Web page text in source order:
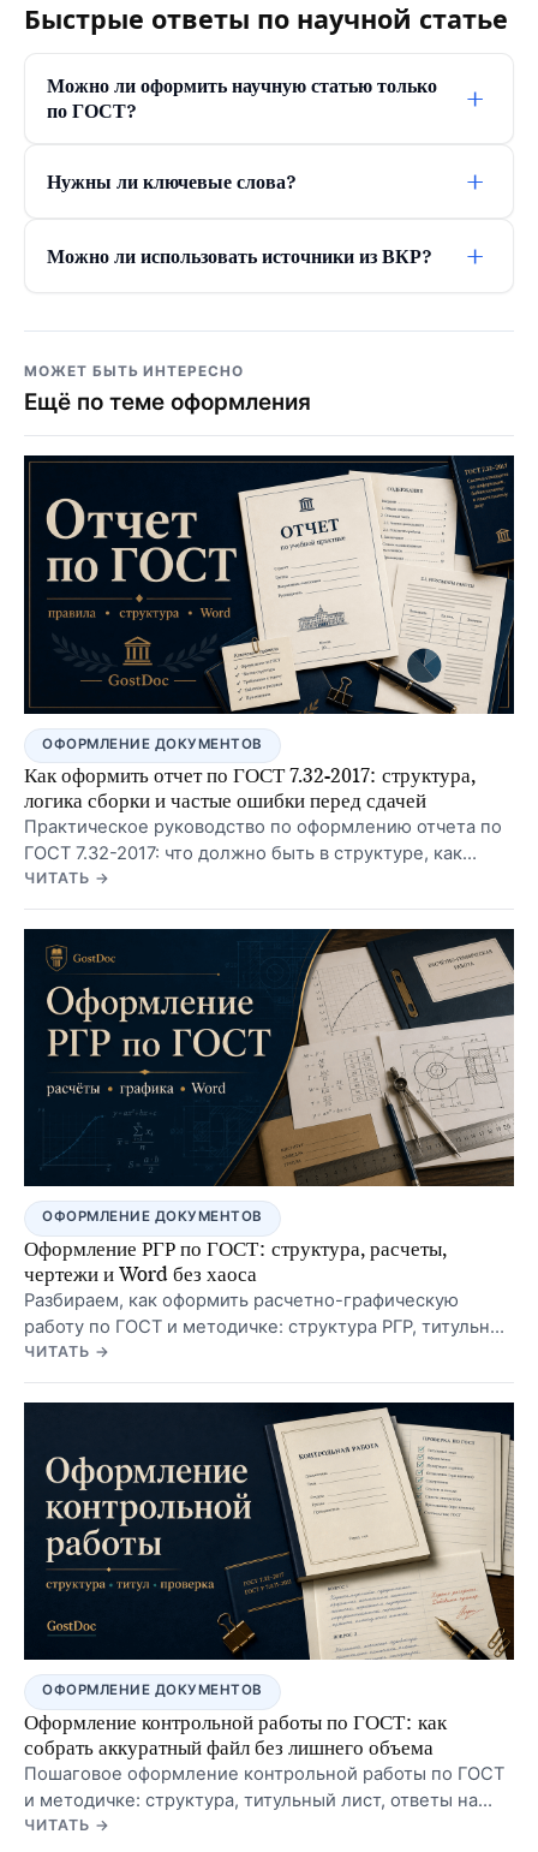
Быстрые ответы по научной статье
Можно ли оформить научную статью только
по ГОСТ?
+
Нужны ли ключевые слова? +
Можно ли использовать источники из ВКР? +
МОЖЕТ БЫТЬ ИНТЕРЕСНО
Ещё по теме оформления
ОФОРМЛЕНИЕ ДОКУМЕНТОВ
Как оформить отчет по ГОСТ 7.32-2017: структура,
логика сборки и частые ошибки перед сдачей
Практическое руководство по оформлению отчета по
ГОСТ 7.32-2017: что должно быть в структуре, как
собрать титульный лист, содержание, таблицы,
рисунки и список источников без лишней правки.
ЧИТАТЬ →
ОФОРМЛЕНИЕ ДОКУМЕНТОВ
Оформление РГР по ГОСТ: структура, расчеты,
чертежи и Word без хаоса
Разбираем, как оформить расчетно-графическую
работу по ГОСТ и методичке: структура РГР, титульный
лист, расчетная часть, графики, таблицы, формулы,
чертежи, список источников и частые ошибки в Word.
ЧИТАТЬ →
ОФОРМЛЕНИЕ ДОКУМЕНТОВ
Оформление контрольной работы по ГОСТ: как
собрать аккуратный файл без лишнего объема
Пошаговое оформление контрольной работы по ГОСТ
и методичке: структура, титульный лист, ответы на
задания, таблицы, формулы, список литературы,
ЧИТАТЬ →